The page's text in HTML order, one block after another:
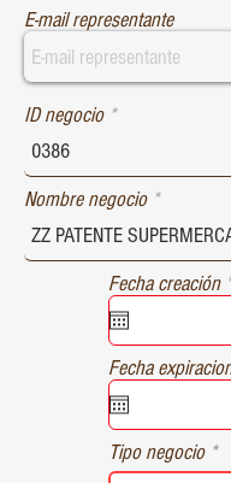
E-mail representante
ID negocio
Nombre negocio
Fecha creación
Fecha
Tipo negocio